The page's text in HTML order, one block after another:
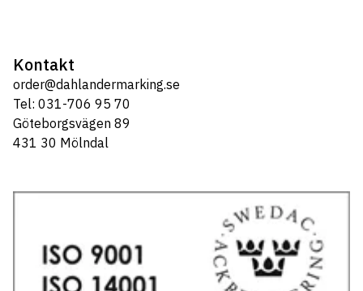
Kontakt
order@dahlandermarking.se
Tel: 031-706 95 70
Göteborgsvägen 89
431 30 Mölndal